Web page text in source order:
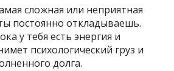
сложная или неприятная
постоянно откладываешь.
у тебя есть энергия и
психологический груз и
долга.